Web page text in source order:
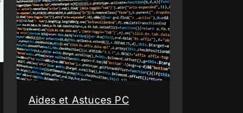
Aides et Astuces PC